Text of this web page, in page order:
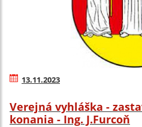
13.11.2023
Verejná vyhláška -
konania - Ing. J.Furcoň